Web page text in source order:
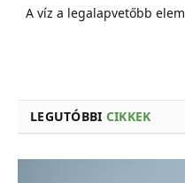
A víz a legalapvetőbb elem
LEGUTÓBBI CIKKEK